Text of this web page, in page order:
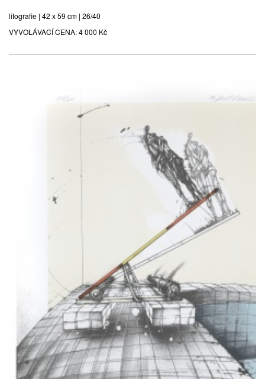
litografie | 42 x 59 cm | 26/40
VYVOLÁVACÍ CENA:4 000 Kč